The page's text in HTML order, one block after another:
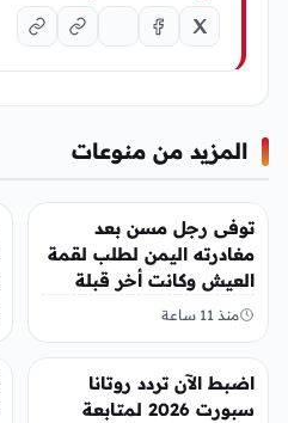
المزيد من منوعات
منوعات
توفى رجل مسن بعد
مغادرته اليمن لطلب لقمة
العيش وكانت أخر قبلة
يقدمها لإبنته
منذ 11 ساعة
منوعات
اضبط الآن تردد روتانا
سبورت 2026 لمتابعة